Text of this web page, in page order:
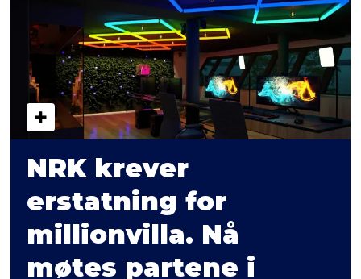
NRK krever
erstatning for
millionvilla. Nå
møtes partene i